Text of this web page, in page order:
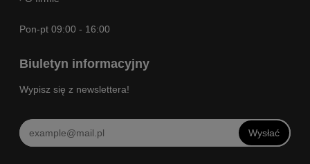
Pon-pt 09:00 - 16:00
Biuletyn informacyjny
Wypisz się z newslettera!
Wysłać